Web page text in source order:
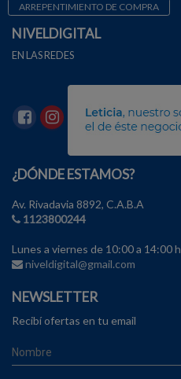
ARREPENTIMIENTO DE COMPRA
NIVELDIGITAL
EN LAS REDES
¿DÓNDE ESTAMOS?
Av. Rivadavia 8892, C.A.B.A
1123800244
Lunes a viernes de 10:00 a 14:00
niveldigital@gmail.com
NEWSLETTER
Recibí ofertas en tu email